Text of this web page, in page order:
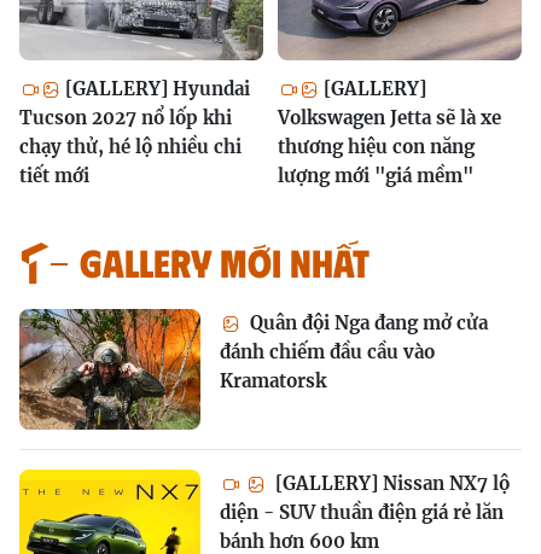
[GALLERY] Hyundai
Tucson 2027 nổ lốp khi
chạy thử, hé lộ nhiều chi
tiết mới
[GALLERY]
Volkswagen Jetta sẽ là xe
thương hiệu con năng
lượng mới "giá mềm"
GALLERY MỚI NHẤT
Quân đội Nga đang mở cửa
đánh chiếm đầu cầu vào
Kramatorsk
[GALLERY] Nissan NX7 lộ
diện - SUV thuần điện giá rẻ lăn
bánh hơn 600 km